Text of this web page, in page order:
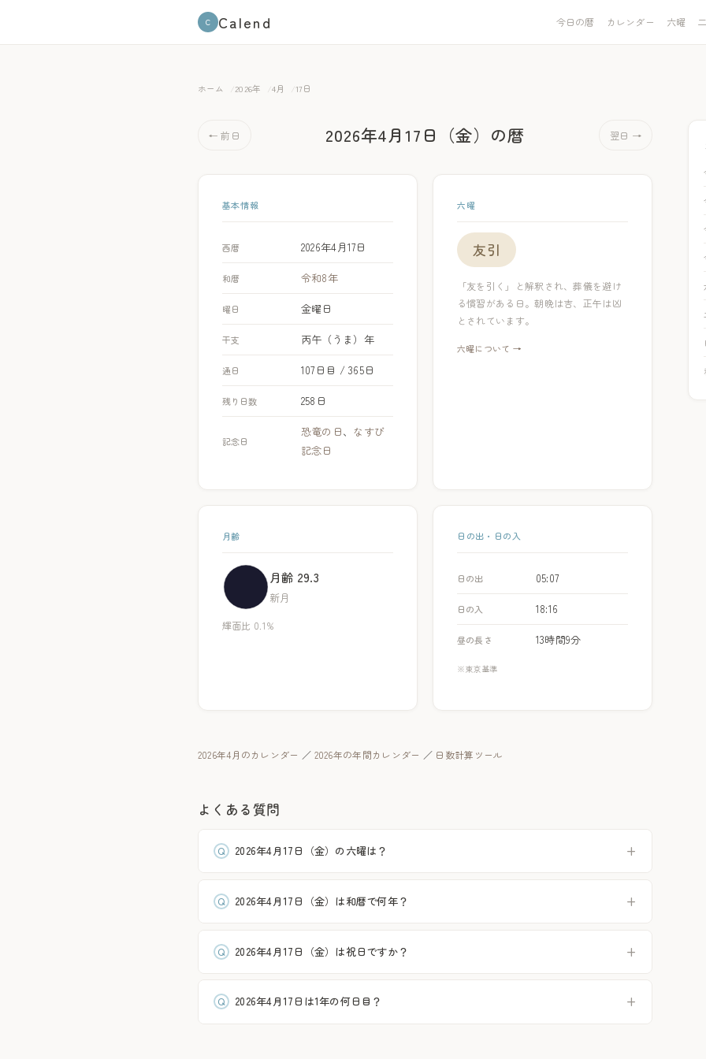
C Calend 今日の暦 カレンダー 六曜
ホーム 2026年 4月 17日
← 前日 2026年4月17日（金） の暦 翌日 →
基本情報
西暦 2026年4月17日
和暦 令和8年
曜日 金曜日
干支 丙午（うま）年
通日 107日目 / 365日
残り日数 258日
記念日
恐竜の日、 なすび
記念日
六曜
友引
「友を引く」と解釈され、葬儀を避け
る慣習がある日。朝晩は吉、正午は凶
とされています。
六曜について →
月齢
月齢 29.3
新月
輝面比 0.1%
日の出・日の入
日の出 05:07
日の入 18:16
昼の長さ 13時間9分
※東京基準
2026年4月のカレンダー ／ 2026年の年間カレンダー ／ 日数計算ツール
よくある質問
2026年4月17日（金）の六曜は？
2026年4月17日（金）は和暦で何年？
2026年4月17日（金）は祝日ですか？
2026年4月17日は1年の何日目？